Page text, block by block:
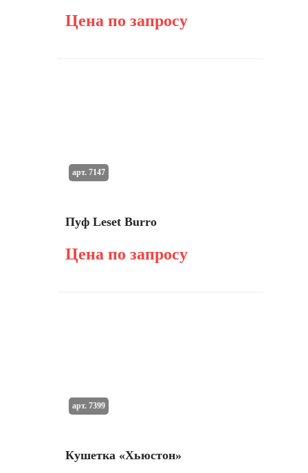
Цена по запросу
Пуф Leset Burro
Цена по запросу
арт. 7147
Кушетка «Хьюстон»
арт. 7399